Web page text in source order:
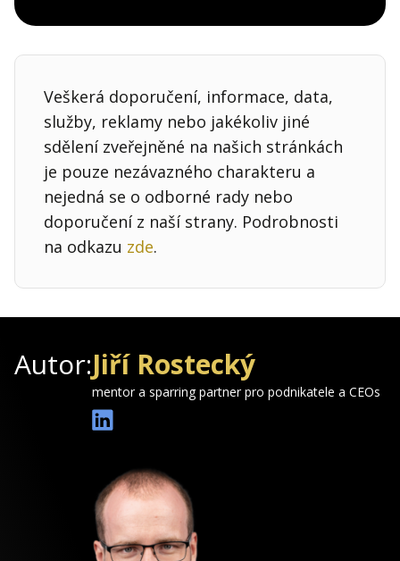
Veškerá doporučení, informace, data,
služby, reklamy nebo jakékoliv jiné
sdělení zveřejněné na našich stránkách
je pouze nezávazného charakteru a
nejedná se o odborné rady nebo
doporučení z naší strany. Podrobnosti
na odkazu zde.
Autor:Jiří Rostecký
mentor a sparring partner pro podnikatele a CEOs